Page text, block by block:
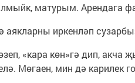
матурым. Арендага
аякларны иркенләп
«кара көн»гә дип,
Мөгаен, мин дә